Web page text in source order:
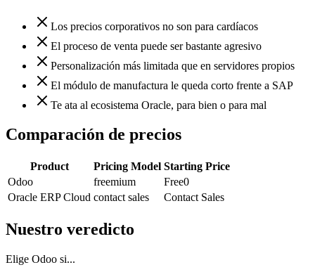
Los precios corporativos no son para cardíacos
El proceso de venta puede ser bastante agresivo
Personalización más limitada que en servidores propios
El módulo de manufactura le queda corto frente a SAP
Te ata al ecosistema Oracle, para bien o para mal
Comparación de precios
Product Pricing Model Starting Price
Odoo
freemium Free0
Oracle ERP Cloud contact sales Contact Sales
Nuestro veredicto
Elige Odoo si...